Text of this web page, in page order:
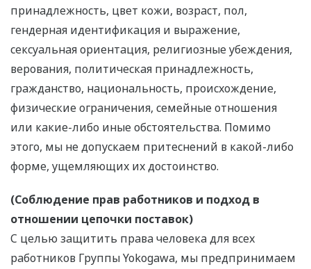
принадлежность, цвет кожи, возраст, пол,
гендерная идентификация и выражение,
сексуальная ориентация, религиозные убеждения,
верования, политическая принадлежность,
гражданство, национальность, происхождение,
физические ограничения, семейные отношения
или какие-либо иные обстоятельства. Помимо
этого, мы не допускаем притеснений в какой-либо
форме, ущемляющих их достоинство.
(Соблюдение прав работников и подход в
отношении цепочки поставок)
С целью защитить права человека для всех
работников Группы Yokogawa, мы предпринимаем